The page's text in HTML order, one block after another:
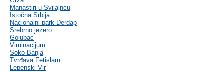
Manastiri u Svilajncu
Istočna Srbija
Nacionalni park Đerdap
Srebrno jezero
Golubac
Viminacijum
Soko Banja
Tvrđava Fetislam
Lepenski Vir